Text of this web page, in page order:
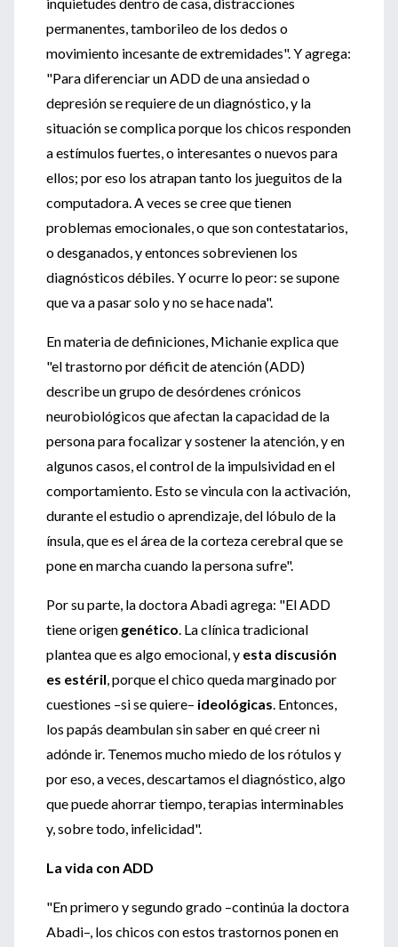
permanentes, tamborileo de los dedos o
movimiento incesante de extremidades". Y agrega:
"Para diferenciar un ADD de una ansiedad o
depresión se requiere de un diagnóstico, y la
situación se complica porque los chicos responden
a estímulos fuertes, o interesantes o nuevos para
ellos; por eso los atrapan tanto los jueguitos de la
computadora. A veces se cree que tienen
problemas emocionales, o que son contestatarios,
o desganados, y entonces sobrevienen los
diagnósticos débiles. Y ocurre lo peor: se supone
que va a pasar solo y no se hace nada".
En materia de definiciones, Michanie explica que
"el trastorno por déficit de atención (ADD)
describe un grupo de desórdenes crónicos
neurobiológicos que afectan la capacidad de la
persona para focalizar y sostener la atención, y en
algunos casos, el control de la impulsividad en el
comportamiento. Esto se vincula con la activación,
durante el estudio o aprendizaje, del lóbulo de la
ínsula, que es el área de la corteza cerebral que se
pone en marcha cuando la persona sufre".
Por su parte, la doctora Abadi agrega: "El ADD
tiene origen genético. La clínica tradicional
plantea que es algo emocional, y esta discusión
es estéril, porque el chico queda marginado por
cuestiones –si se quiere– ideológicas. Entonces,
los papás deambulan sin saber en qué creer ni
adónde ir. Tenemos mucho miedo de los rótulos y
por eso, a veces, descartamos el diagnóstico, algo
que puede ahorrar tiempo, terapias interminables
y, sobre todo, infelicidad".
La vida con ADD
"En primero y segundo grado –continúa la doctora
Abadi–, los chicos con estos trastornos ponen en